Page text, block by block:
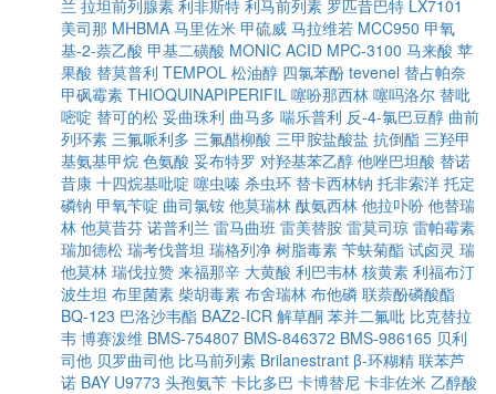
兰 拉坦前列腺素 利非斯特 利马前列素 罗匹昔巴特 LX7101
美司那 MHBMA 马里佐米 甲硫威 马拉维若 MCC950 甲氧
基-2-萘乙酸 甲基二磺酸 MONIC ACID MPC-3100 马来酸 苹
果酸 替莫普利 TEMPOL 松油醇 四氯苯酚 tevenel 替占帕奈
甲砜霉素 THIOQUINAPIPERIFIL 噻吩那西林 噻吗洛尔 替吡
嘧啶 替可的松 妥曲珠利 曲马多 喘乐普利 反-4-氯巴豆醇 曲前
列环素 三氟哌利多 三氟醋柳酸 三甲胺盐酸盐 抗倒酯 三羟甲
基氨基甲烷 色氨酸 妥布特罗 对羟基苯乙醇 他唑巴坦酸 替诺
昔康 十四烷基吡啶 噻虫嗪 杀虫环 替卡西林钠 托非索洋 托定
磷钠 甲氧苄啶 曲司氯铵 他莫瑞林 酞氨西林 他拉卟吩 他替瑞
林 他莫昔芬 诺普利兰 雷马曲班 雷美替胺 雷莫司琼 雷帕霉素
瑞加德松 瑞考伐普坦 瑞格列净 树脂毒素 苄蚨菊酯 试卤灵 瑞
他莫林 瑞伐拉赞 来福那辛 大黄酸 利巴韦林 核黄素 利福布汀
波生坦 布里菌素 柴胡毒素 布舍瑞林 布他磷 联萘酚磷酸酯
BQ-123 巴洛沙韦酯 BAZ2-ICR 解草酮 苯并二氟吡 比克替拉
韦 博赛泼维 BMS-754807 BMS-846372 BMS-986165 贝利
司他 贝罗曲司他 比马前列素 Brilanestrant β-环糊精 联苯芦
诺 BAY U9773 头孢氨苄 卡比多巴 卡博替尼 卡非佐米 乙醇酸